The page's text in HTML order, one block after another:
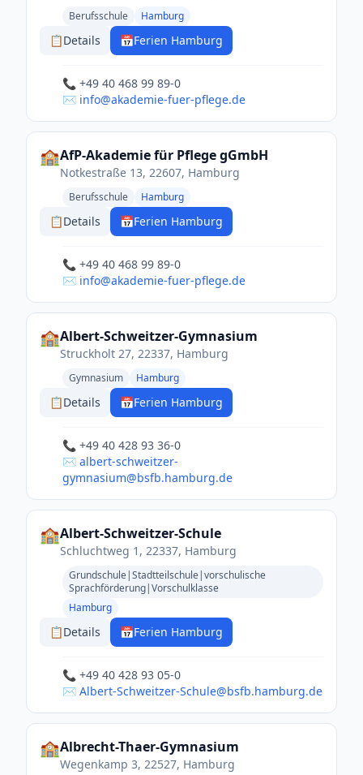
Berufsschule Hamburg
📋Details 📅Ferien Hamburg
📞 +49 40 468 99 89-0
✉️ info@akademie-fuer-pflege.de
🏫AfP-Akademie für Pflege gGmbH
Notkestraße 13, 22607, Hamburg
Berufsschule Hamburg
📋Details 📅Ferien Hamburg
📞 +49 40 468 99 89-0
✉️ info@akademie-fuer-pflege.de
🏫Albert-Schweitzer-Gymnasium
Struckholt 27, 22337, Hamburg
Gymnasium Hamburg
📋Details 📅Ferien Hamburg
📞 +49 40 428 93 36-0
✉️ albert-schweitzer-
gymnasium@bsfb.hamburg.de
🏫Albert-Schweitzer-Schule
Schluchtweg 1, 22337, Hamburg
Grundschule|Stadtteilschule|vorschulische
Sprachförderung|Vorschulklasse
Hamburg
📋Details 📅Ferien Hamburg
📞 +49 40 428 93 05-0
✉️ Albert-Schweitzer-Schule@bsfb.hamburg.de
🏫Albrecht-Thaer-Gymnasium
Wegenkamp 3, 22527, Hamburg